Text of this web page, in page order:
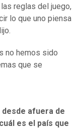
reglas del juego,
lo que uno piensa
no hemos sido
que se
desde afuera de
cuál es el país que